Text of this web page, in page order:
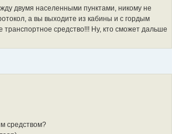
двумя населенными пунктами, никому не
а вы выходите из кабины и с гордым
средство!!! Ну, кто сможет дальше
средством?